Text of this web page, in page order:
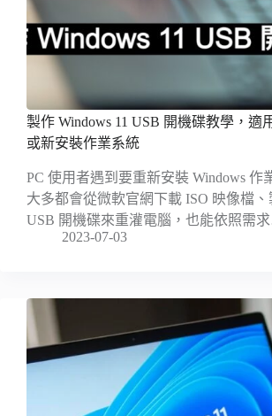
製作 Windows 11 USB 開機碟教學，適
或新安裝作業系統
PC 使用者遇到要重新安裝 Windows 作
大多都會從微軟官網下載 ISO 映像檔
USB 開機碟來重灌電腦，也能依照需
2023-07-03